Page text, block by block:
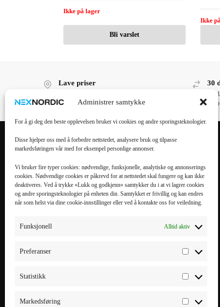
Administrer samtykke
For å gi deg den beste opplevelsen bruker vi cookies og andre sporingsteknologier.
Disse hjelper oss med å forbedre nettstedet, analysere bruk og tilpasse
markedsføringen vår med for eksempel personlige annonser.
Vi bruker fire typer cookies: nødvendige, funksjonelle, analytiske og annonserings
cookies. Nødvendige cookies er påkrevd for at nettstedet skal fungere og kan ikke
deaktiveres. Ved å trykke «Lukk og godkjenn» samtykker du i at vi lagrer cookies
og andre sporingsteknologier på enheten din. Samtykket er frivillig og kan endres
når som helst via dine cookie-innstillinger eller ved å kontakte oss for veiledning.
Funksjonell Alltid aktiv
Preferanser
Statistikk
Markedsføring
Ikke på lager
Bli varslet
Ikke
Lave priser 30
30
KATEGORIER
Mobiltilbehør
Tilbehør til nettbrett
Kabler & Ladere
MOBILTILBEHØR
iPhone 16 Pro Max
iPhone 16 Pro
iPhone 16
Galaxy S25 Plus